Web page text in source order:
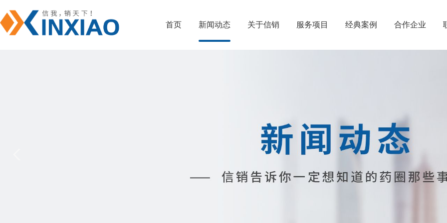
首页 新闻动态 关于信销 服务项目 经典案例 合作企业